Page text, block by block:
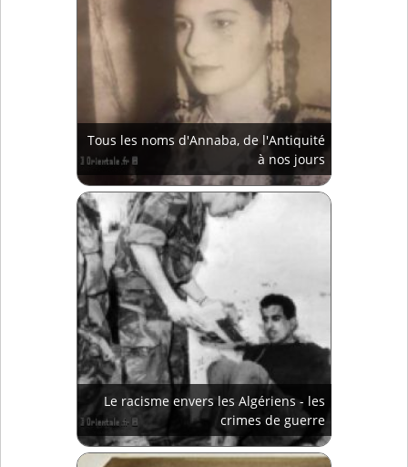
Tous les noms d'Annaba, de l'Antiquité
à nos jours
Le racisme envers les Algériens - les
crimes de guerre